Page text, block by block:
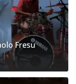
Fresu